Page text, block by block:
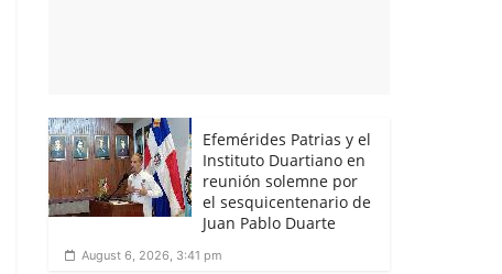
Efemérides Patrias y el
Instituto Duartiano en
reunión solemne por
el sesquicentenario de
Juan Pablo Duarte
August 6, 2026, 3:41 pm